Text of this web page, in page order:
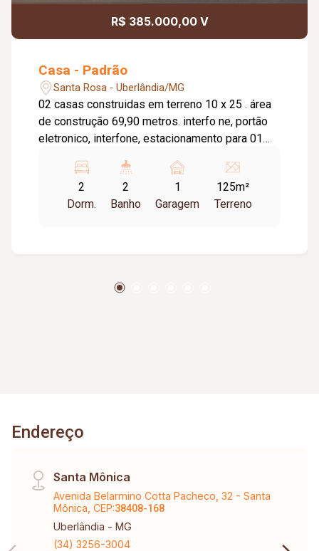
R$ 385.000,00 V
Casa - Padrão
Santa Rosa - Uberlândia/MG
02 casas construidas em terreno 10 x 25 . área
de construção 69,90 metros. interfo ne, portão
eletronico, interfone, estacionamento para 01
lede, pé direito alto, 02 quartos sendo uma
suite, banho social, toda porcelanato ( Portinari
87,7 x87,7 cm) infraestrutura de aquecimento
2
Dorm.
2
Banho
1
Garagem
125m²
Terreno
Endereço
Santa Mônica
Avenida Belarmino Cotta Pacheco, 32 - Santa
Mônica, CEP:38408-168
Uberlândia - MG
(34) 3256-3004